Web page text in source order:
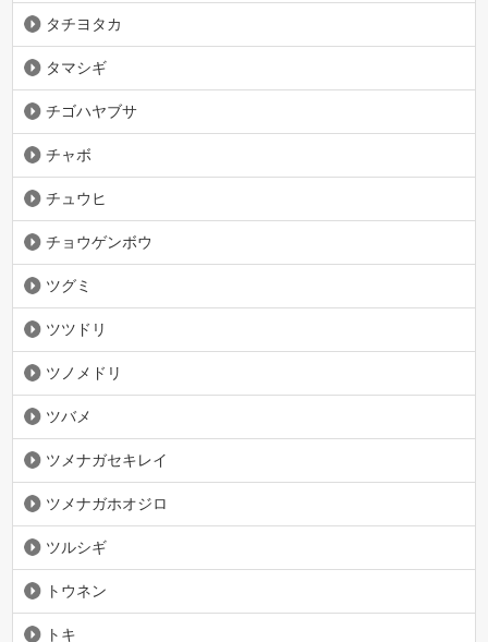
タチヨタカ
タマシギ
チゴハヤブサ
チャボ
チュウヒ
チョウゲンボウ
ツグミ
ツツドリ
ツノメドリ
ツバメ
ツメナガセキレイ
ツメナガホオジロ
ツルシギ
トウネン
トキ